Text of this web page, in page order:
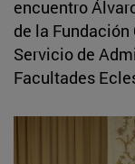
encuentro
de la Fundación
Servicio de
Facultades